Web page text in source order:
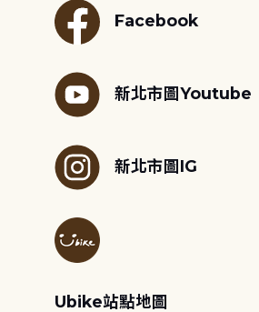
Facebook
新北市圖Youtube
新北市圖IG
Ubike站點地圖